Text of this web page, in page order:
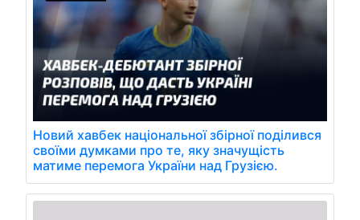
Новий хавбек національної збірної поділився
своїми думками про те, яку значущість
матиме перемога України над Грузією.